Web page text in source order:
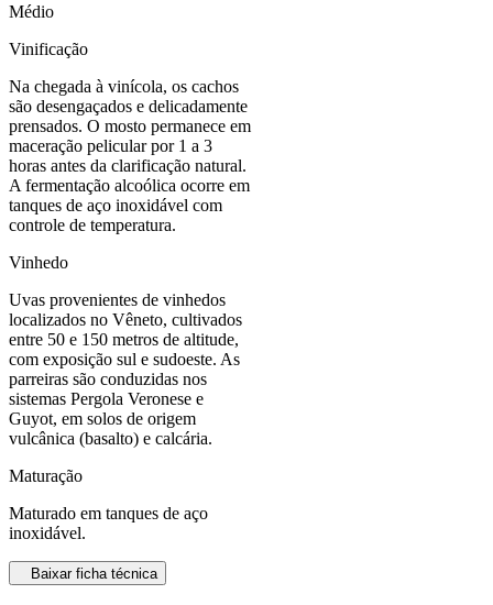
Médio
Vinificação
Na chegada à vinícola, os cachos
são desengaçados e delicadamente
prensados. O mosto permanece em
maceração pelicular por 1 a 3
horas antes da clarificação natural.
A fermentação alcoólica ocorre em
tanques de aço inoxidável com
controle de temperatura.
Vinhedo
Uvas provenientes de vinhedos
localizados no Vêneto, cultivados
entre 50 e 150 metros de altitude,
com exposição sul e sudoeste. As
parreiras são conduzidas nos
sistemas Pergola Veronese e
Guyot, em solos de origem
vulcânica (basalto) e calcária.
Maturação
Maturado em tanques de aço
inoxidável.
Baixar ficha técnica